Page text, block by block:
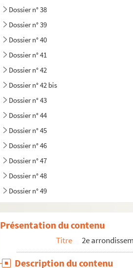
Dossier n° 38
Dossier n° 39
Dossier n° 40
Dossier n° 41
Dossier n° 42
Dossier n° 42 bis
Dossier n° 43
Dossier n° 44
Dossier n° 45
Dossier n° 46
Dossier n° 47
Dossier n° 48
Dossier n° 49
Dossier n° 51
Dossier n° 53
Présentation du contenu
Titre 2e
Description du contenu